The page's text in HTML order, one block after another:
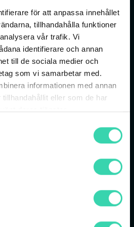
för att anpassa innehållet
tillhandahålla funktioner
vår trafik. Vi
identifierare och annan
till de sociala medier och
som vi samarbetar med.
informationen med annan
eller som de har
deras tjänster.
för ditt mobila
dual-band Wi-Fi, som
med Wi-Fi 5 ger den dig
internetuppkoppling. Den
utan trådbunden
en reservlösning, och har
samt gigabit-portar